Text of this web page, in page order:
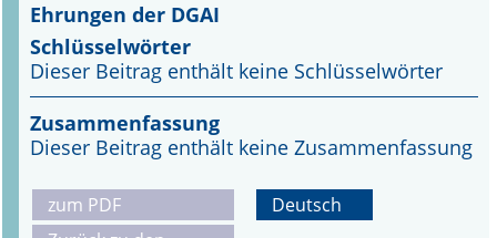
Aktuelle Ausgabe
Leitlinien
Archiv
Supplements
Supplements OrphanAnesthesia
Ehrungen der DGAI
Schlüsselwörter
Dieser Beitrag enthält keine Schlüsselwörter
Zusammenfassung
Dieser Beitrag enthält keine Zusammenfassung
zum PDF
Deutsch